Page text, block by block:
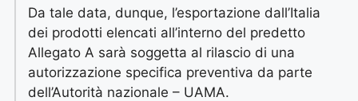
Da tale data, dunque, l’esportazione dall’Italia
dei prodotti elencati all’interno del predetto
Allegato A sarà soggetta al rilascio di una
autorizzazione specifica preventiva da parte
dell’Autorità nazionale – UAMA.